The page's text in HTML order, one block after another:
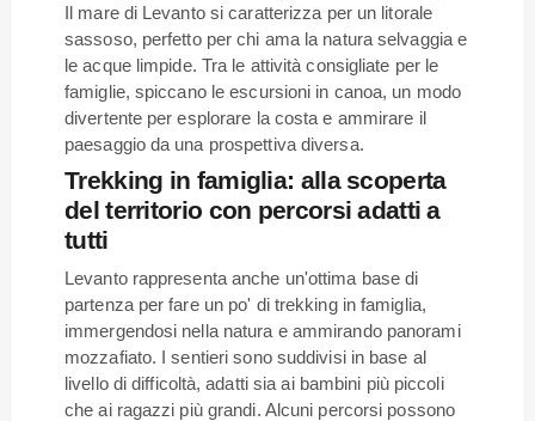
Il mare di Levanto si caratterizza per un litorale
sassoso, perfetto per chi ama la natura selvaggia e
le acque limpide. Tra le attività consigliate per le
famiglie, spiccano le escursioni in canoa, un modo
divertente per esplorare la costa e ammirare il
paesaggio da una prospettiva diversa.
Trekking in famiglia: alla scoperta
del territorio con percorsi adatti a
tutti
Levanto rappresenta anche un'ottima base di
partenza per fare un po' di trekking in famiglia,
immergendosi nella natura e ammirando panorami
mozzafiato. I sentieri sono suddivisi in base al
livello di difficoltà, adatti sia ai bambini più piccoli
che ai ragazzi più grandi. Alcuni percorsi possono